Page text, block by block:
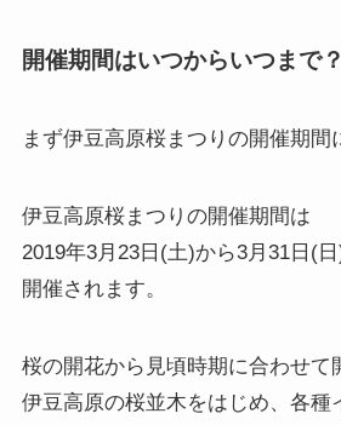
開催期間はいつからいつまで？
まず伊豆高原桜まつりの開催期間
伊豆高原桜まつりの開催期間は
2019年3月23日(土)から3月31日(
開催されます。
桜の開花から見頃時期に合わせて
伊豆高原の桜並木をはじめ、各種